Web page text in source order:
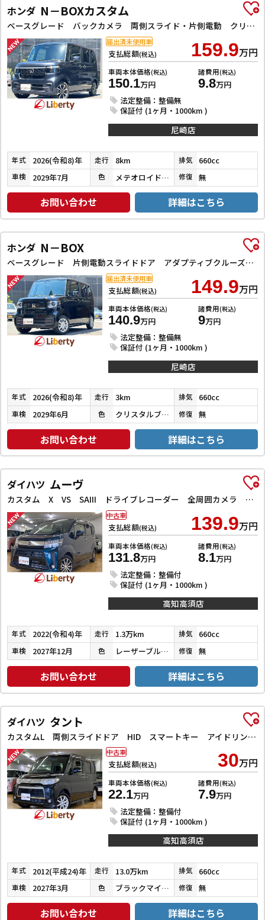
ホンダ N－BOXカスタム
ベースグレード バックカメラ 両側スライド・片側電動 クリアランスソナー レーンアシスト オートライト スマートキー 電動格納ミラー CVT ESC USB チップアップシート アルミホイール エアコン
支払総額(税込) 159.9万円
車両本体価格(税込)
150.1万円
諸費用(税込)
9.8万円
法定整備：整備無
保証付 (1ヶ月・1000km )
届出済未使用車
尼崎店
年式 2026(令和8)年 走行 8km 排気 660cc
車検 2029年7月 色 メテオロイドグレーメタリック 修復 無
お問い合わせ 詳細はこちら
ホンダ N－BOX
ベースグレード 片側電動スライドドア アダプティブクルーズコントロール LEDヘッドライト クリアランスソナー スマートキー アイドリングストップ CVT ESC チップアップシート エアコン パワーウィンドウ
支払総額(税込) 149.9万円
車両本体価格(税込)
140.9万円
諸費用(税込)
9万円
法定整備：整備無
保証付 (1ヶ月・1000km )
届出済未使用車
尼崎店
年式 2026(令和8)年 走行 3km 排気 660cc
車検 2029年6月 色 クリスタルブラックパール 修復 無
お問い合わせ 詳細はこちら
ダイハツ ムーヴ
カスタム X VS SAIII ドライブレコーダー 全周囲カメラ ナビ TV クリアランスソナー 衝突被害軽減システム オートマチックハイビーム オートライト LEDヘッドランプ スマートキー アイドリングストップ 電動格納ミラー
支払総額(税込) 139.9万円
車両本体価格(税込)
131.8万円
諸費用(税込)
8.1万円
法定整備：整備付
保証付 (1ヶ月・1000km )
中古車
高知高須店
年式 2022(令和4)年 走行 1.3万km 排気 660cc
車検 2027年12月 色 レーザーブルークリスタルシャイン 修復 無
お問い合わせ 詳細はこちら
ダイハツ タント
カスタムL 両側スライドドア HID スマートキー アイドリングストップ 電動格納ミラー ベンチシート CVT 盗難防止システム ABS アルミホイール 衝突安全ボディ エアコン パワーステアリング
支払総額(税込) 30万円
車両本体価格(税込)
22.1万円
諸費用(税込)
7.9万円
法定整備：整備付
保証付 (1ヶ月・1000km )
中古車
高知高須店
年式 2012(平成24)年 走行 13.0万km 排気 660cc
車検 2027年3月 色 ブラックマイカメタリック 修復 無
お問い合わせ 詳細はこちら